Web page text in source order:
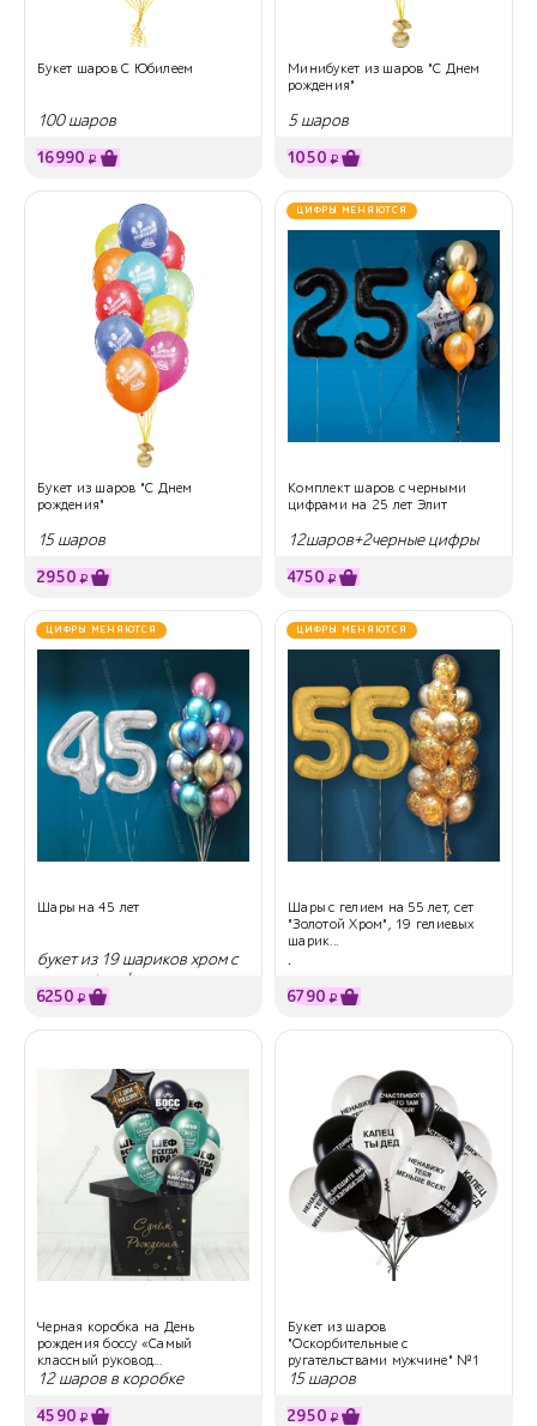
Букет шаров С Юбилеем
100 шаров
16990 ₽
Минибукет из шаров "С Днем
рождения"
5 шаров
1050 ₽
Букет из шаров "С Днем
рождения"
15 шаров
2950 ₽
ЦИФРЫ МЕНЯЮТСЯ
Комплект шаров с черными
цифрами на 25 лет Элит
12шаров+2черные цифры
4750 ₽
ЦИФРЫ МЕНЯЮТСЯ
Шары на 45 лет
букет из 19 шариков хром с
гелием + цифры
6250 ₽
ЦИФРЫ МЕНЯЮТСЯ
Шары с гелием на 55 лет, сет
"Золотой Хром", 19 гелиевых
шарик...
.
6790 ₽
Черная коробка на День
рождения боссу «Самый
классный руковод...
12 шаров в коробке
4590 ₽
Букет из шаров
"Оскорбительные с
ругательствами мужчине" №1
15 шаров
2950 ₽